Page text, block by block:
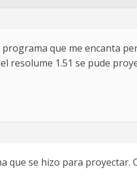
que me encanta
resolume 1.51 se pude
se hizo para proyectar.